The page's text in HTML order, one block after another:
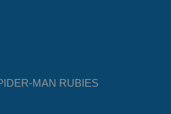
MAN RUBIES